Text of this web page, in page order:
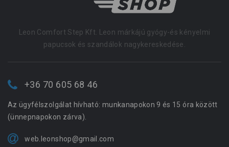
Leon Comfort Step Kft. Leon márkájú gyógy-és kényelmi
papucsok és szandálok nagykereskedése.
+36 70 605 68 46
Az ügyfélszolgálat hívható: munkanapokon 9 és 15 óra között
(ünnepnapokon zárva).
web.leonshop@gmail.com